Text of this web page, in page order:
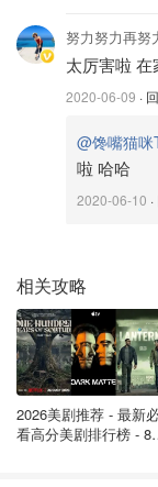
努力努力再努
太厉害啦 在
2020-06-09 ·
@馋嘴猫
啦 哈哈
2020-06-10
相关攻略
2026美剧推荐 - 最新
看高分美剧排行榜 - 8